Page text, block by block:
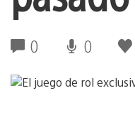
0 0